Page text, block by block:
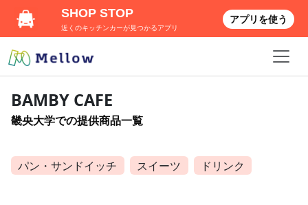
BAMBY CAFE
畿央大学での提供商品一覧
パン・サンドイッチ スイーツ ドリンク
SHOP STOP
近くのキッチンカーが見つかるアプリ
アプリを使う